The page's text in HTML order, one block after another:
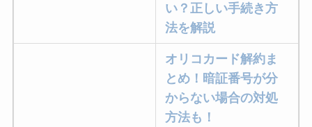
い？正しい手続き方
法を解説
オリコカード解約ま
とめ！暗証番号が分
からない場合の対処
方法も！